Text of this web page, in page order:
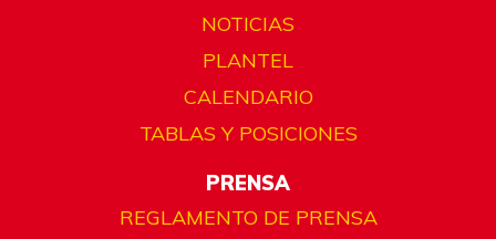
NOTICIAS
PLANTEL
CALENDARIO
TABLAS Y POSICIONES
PRENSA
REGLAMENTO DE PRENSA